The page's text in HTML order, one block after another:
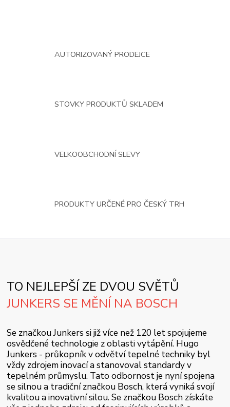
AUTORIZOVANÝ PRODEJCE
STOVKY PRODUKTŮ SKLADEM
VELKOOBCHODNÍ SLEVY
PRODUKTY URČENÉ PRO ČESKÝ TRH
TO NEJLEPŠÍ ZE DVOU SVĚTŮ
JUNKERS SE MĚNÍ NA BOSCH
Se značkou Junkers si již více než 120 let spojujeme
osvědčené technologie z oblasti vytápění. Hugo
Junkers - průkopník v odvětví tepelné techniky byl
vždy zdrojem inovací a stanovoval standardy v
tepelném průmyslu. Tato odbornost je nyní spojena
se silnou a tradiční značkou Bosch, která vyniká svojí
kvalitou a inovativní silou. Se značkou Bosch získáte